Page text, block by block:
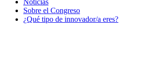
Noticias
Sobre el Congreso
¿Qué tipo de innovador/a eres?